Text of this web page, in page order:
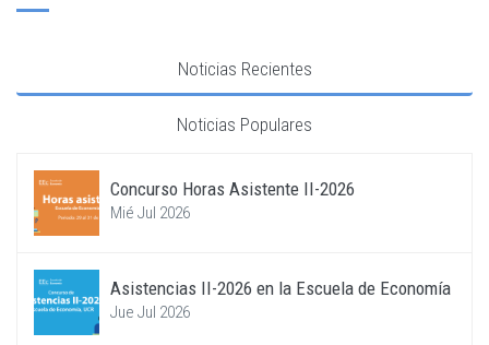
Noticias Recientes
Noticias Populares
Concurso Horas Asistente II-2026
Mié Jul 2026
Asistencias II-2026 en la Escuela de Economía
Jue Jul 2026